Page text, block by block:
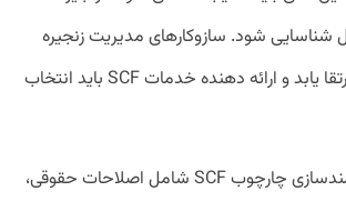
شناسایی شود. سازوکارهای مدیریت زنجیره
تامین (SCM) باید ارتقا یابد و ارائه دهنده خدمات SCF باید انتخاب
او گفت: اجزای توانمندسازی چارچوب SCF شامل اصلاحات حقوقی،